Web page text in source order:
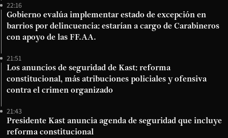
22:16
Gobierno evalúa implementar estado de excepción en
barrios por delincuencia: estarían a cargo de Carabineros
con apoyo de las FF.AA.
21:51
Los anuncios de seguridad de Kast: reforma
constitucional, más atribuciones policiales y ofensiva
contra el crimen organizado
21:43
Presidente Kast anuncia agenda de seguridad que incluye
reforma constitucional